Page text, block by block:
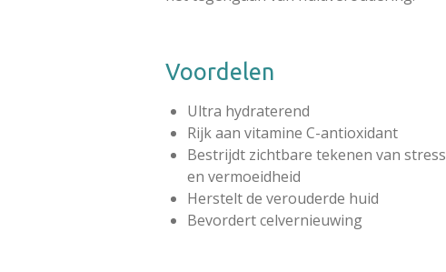
Voordelen
Ultra hydraterend
Rijk aan vitamine C-antioxidant
Bestrijdt zichtbare tekenen van stress
en vermoeidheid
Herstelt de verouderde huid
Bevordert celvernieuwing